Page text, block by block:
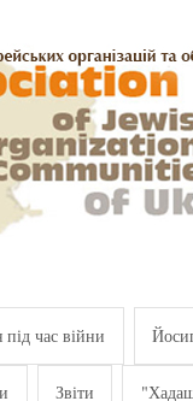
час війни
Звіти